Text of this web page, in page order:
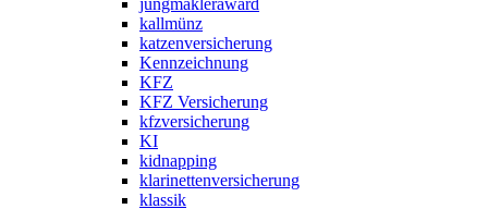
jungmakleraward
kallmünz
katzenversicherung
Kennzeichnung
KFZ
KFZ Versicherung
kfzversicherung
KI
kidnapping
klarinettenversicherung
klassik